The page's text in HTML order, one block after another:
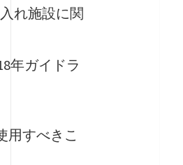
れ施設に関
年ガイドラ
用すべきこ